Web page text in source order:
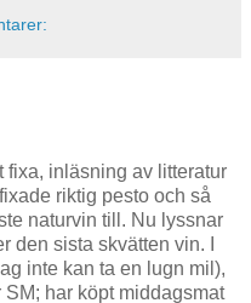
fixa, inläsning av litteratur
riktig pesto och så
naturvin till. Nu lyssnar
den sista skvätten vin. I
inte kan ta en lugn mil),
har köpt middagsmat